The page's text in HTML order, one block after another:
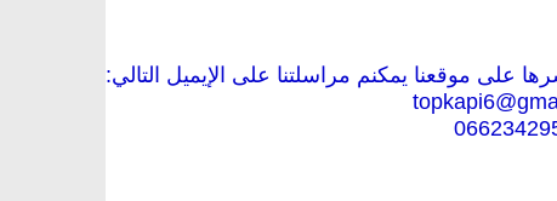
على موقعنا يمكنم مراسلتنا على الإيميل التالي: